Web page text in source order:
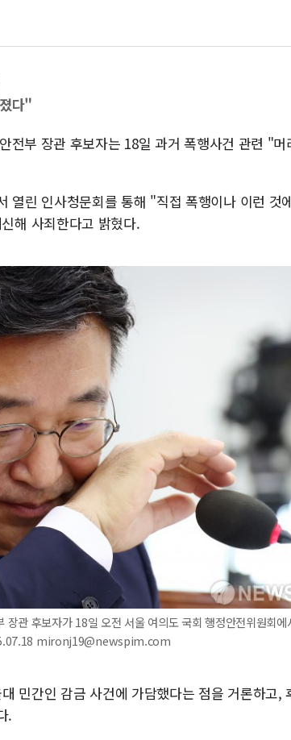
유럽증시, 견
리투아니아 국
뉴욕증시 프리
청와대, 북한
금값 7주 만에
[인도증시] 중
다"
전부 장관 후보자는 18일 과거 폭행사건 관련 "머
열린 인사청문회를 통해 "직접 폭행이나 이런 것
해 사죄한다고 밝혔다.
관 후보자가 18일 오전 서울 여의도 국회 행정안전위원회에
mironj19@newspim.com
민간인 감금 사건에 가담했다는 점을 거론하고,
.